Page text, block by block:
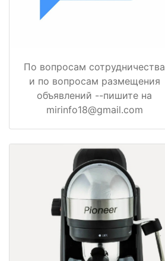
По вопросам сотрудничества
и по вопросам размещения
объявлений --пишите на
mirinfo18@gmail.com